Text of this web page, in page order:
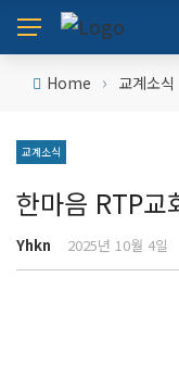
Home › 교계소식
교계소식
한마음 RTP교
Yhkn 2025년 10월 4일